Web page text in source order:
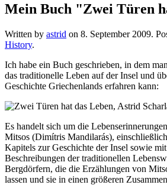
Mein Buch "Zwei Türen
Written by astrid on 8. September 2009.
History.
Ich habe ein Buch geschrieben, in dem
das traditionelle Leben auf der Insel und
Geschichte Griechenlands erfahren kann:
Es handelt sich um die
Mitsos (Dimítris Mandilarás),
Kapitels zur Geschichte der Insel sowie
Beschreibungen der traditionellen
Bergdörfern, die die Erzählungen von
lassen und sie in einen größeren